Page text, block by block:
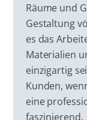
Räume und
Gestaltung
es das
Materialien
einzigartig
Kunden,
eine
faszinierend.